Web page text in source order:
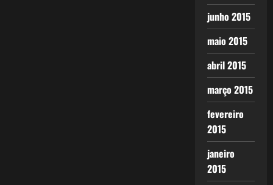
junho 2015
maio 2015
abril 2015
março 2015
fevereiro
2015
janeiro
2015